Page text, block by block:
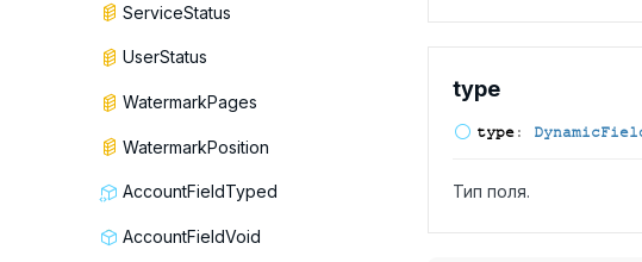
ServiceStatus
UserStatus
WatermarkPages
WatermarkPosition
AccountFieldTyped
AccountFieldVoid
type
type:
Тип поля.